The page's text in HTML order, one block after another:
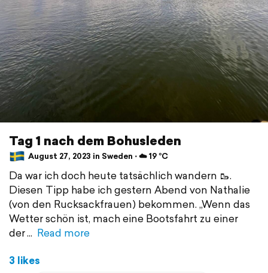
Tag 1 nach dem Bohusleden
August 27, 2023 in Sweden ⋅ ☁️ 19 °C
Da war ich doch heute tatsächlich wandern 🥾.
Diesen Tipp habe ich gestern Abend von Nathalie
(von den Rucksackfrauen) bekommen. „Wenn das
Wetter schön ist, mach eine Bootsfahrt zu einer
der
Read more
3 likes